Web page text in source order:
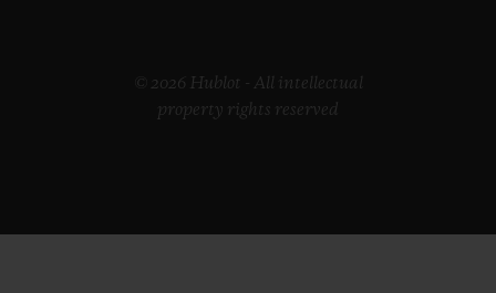
© 2026 Hublot - All intellectual
property rights reserved